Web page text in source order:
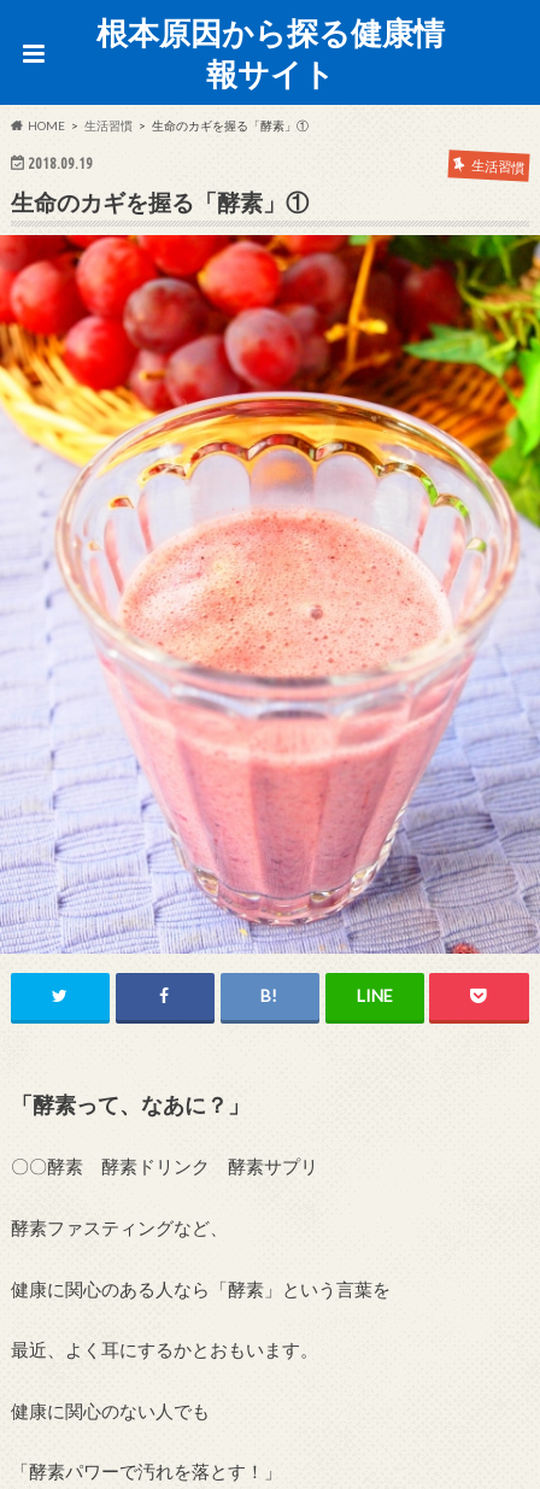
根本原因から探る健康情
報サイト
HOME 生活習慣 生命のカギを握る「酵素」①
2018.09.19 生活習慣
生命のカギを握る「酵素」①
「酵素って、なあに？」
〇〇酵素 酵素ドリンク 酵素サプリ
酵素ファスティングなど、
健康に関心のある人なら「酵素」という言葉を
最近、よく耳にするかとおもいます。
健康に関心のない人でも
「酵素パワーで汚れを落とす！」